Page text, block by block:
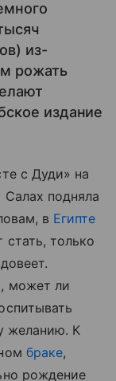
из-
рожать
издание
с Дуди» на
Салах подняла
в Египте
только
может ли
желанию. К
браке,
рождение